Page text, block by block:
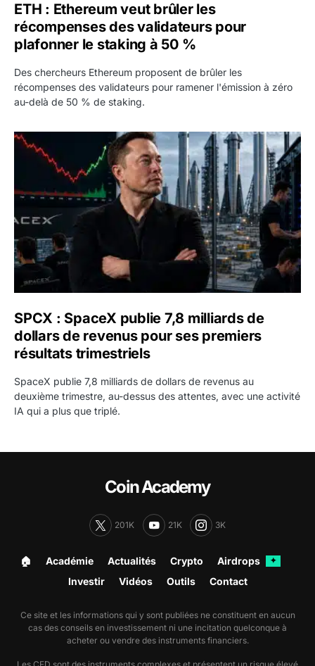
ETH : Ethereum veut brûler les
récompenses des validateurs pour
plafonner le staking à 50 %
Des chercheurs Ethereum proposent de brûler les
récompenses des validateurs pour ramener l'émission à zéro
au-delà de 50 % de staking.
SPCX : SpaceX publie 7,8 milliards de dollars de
SPCX : SpaceX publie 7,8 milliards de
dollars de revenus pour ses premiers
résultats trimestriels
SpaceX publie 7,8 milliards de dollars de revenus au
deuxième trimestre, au-dessus des attentes, avec une activité
IA qui a plus que triplé.
Coin Academy
201K 21K 3K
🏠︎ Académie Actualités Crypto Airdrops ✦
Investir Vidéos Outils Contact
Ce site et les informations qui y sont publiées ne constituent en aucun
cas des conseils en investissement ni une incitation quelconque à
acheter ou vendre des instruments financiers.